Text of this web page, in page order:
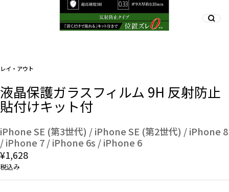
デザインから探す
事業内容
会社概要
お知らせ
よくある質問
レイ・アウト
液晶保護ガラスフィルム 9H 反射防止
貼付けキット付
iPhone SE (第3世代) / iPhone SE (第2世代) / iPhone 8
/ iPhone 7 / iPhone 6s / iPhone 6
¥1,628
税込み